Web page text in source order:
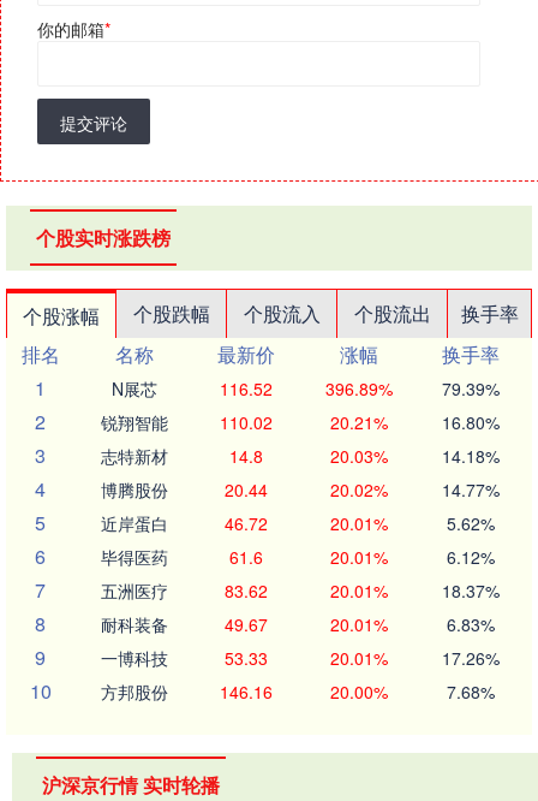
你的邮箱*
提交评论
个股实时涨跌榜
个股涨幅 个股跌幅 个股流入 个股流出
换手率
排名
名称 最新价 涨幅
换手率
1
N展芯 116.52 396.89% 79.39%
2 锐翔智能 110.02 20.21% 16.80%
3 志特新材 14.8 20.03% 14.18%
4 博腾股份 20.44 20.02% 14.77%
5 近岸蛋白 46.72 20.01% 5.62%
6 毕得医药 61.6 20.01% 6.12%
7 五洲医疗 83.62 20.01% 18.37%
8 耐科装备 49.67 20.01% 6.83%
9 一博科技 53.33 20.01% 17.26%
10 方邦股份 146.16 20.00% 7.68%
沪深京行情 实时轮播